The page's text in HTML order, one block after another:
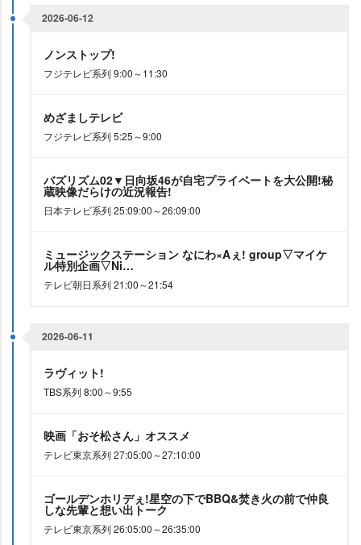
2026-06-12
ノンストップ!
フジテレビ系列 9:00～11:30
めざましテレビ
フジテレビ系列 5:25～9:00
バズリズム02▼日向坂46が自宅プライベートを大公開!秘
蔵映像だらけの近況報告!
日本テレビ系列 25:09:00～26:09:00
ミュージックステーション なにわ×Aぇ! group▽マイケ
ル特別企画▽Ni…
テレビ朝日系列 21:00～21:54
2026-06-11
ラヴィット!
TBS系列 8:00～9:55
映画「おそ松さん」オススメ
テレビ東京系列 27:05:00～27:10:00
ゴールデンホリデぇ!星空の下でBBQ&焚き火の前で仲良
しな先輩と想い出トーク
テレビ東京系列 26:05:00～26:35:00